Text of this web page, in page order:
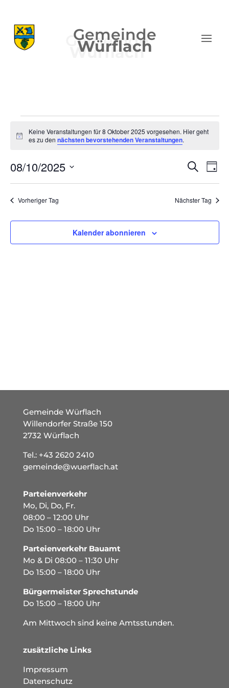
Gemeinde
Würflach
Veranstaltungen
für
Oktober
2025
Hinweis
Keine Veranstaltungen für 8 Oktober 2025 vorgesehen. Hier geht
es zu den nächsten bevorstehenden Veranstaltungen.
Suche
SucheTag
08/10/2025
Vorheriger Tag Nächster Tag
Kalender abonnieren
Gemeinde Würflach
Willendorfer Straße 150
2732 Würflach
Tel.: +43 2620 2410
gemeinde@wuerflach.at
Parteienverkehr
Mo, Di, Do, Fr.
08:00 – 12:00 Uhr
Do 15:00 – 18:00 Uhr
Parteienverkehr Bauamt
Mo & Di 08:00 – 11:30 Uhr
Do 15:00 – 18:00 Uhr
Bürgermeister Sprechstunde
Do 15:00 – 18:00 Uhr
Am Mittwoch sind keine Amtsstunden.
zusätzliche Links
Impressum
Datenschutz